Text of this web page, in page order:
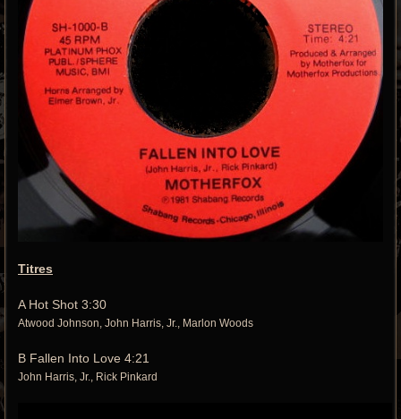
Titres
A Hot Shot 3:30
Atwood Johnson, John Harris, Jr., Marlon Woods
B Fallen Into Love 4:21
John Harris, Jr., Rick Pinkard